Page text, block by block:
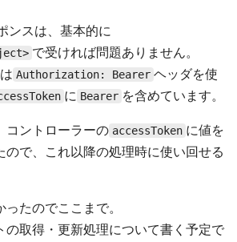
ンスは、基本的に
で受ければ問題ありません。
Authorization: Bearer ヘッダを使
に Bearer を含めています。
コントローラーの accessToken に値を
ので、これ以降の処理時に使い回せる
たのでここまで。
の取得・更新処理について書く予定で